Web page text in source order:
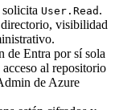
User.Read .
visibilidad
Entra por sí sola
al repositorio
de Azure